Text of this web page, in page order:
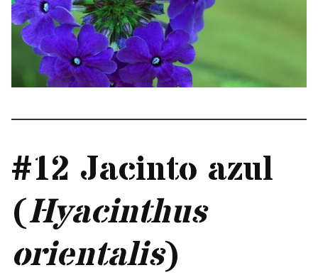
#12 Jacinto azul
(Hyacinthus
orientalis)